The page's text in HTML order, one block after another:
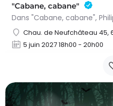
"Cabane, cabane"
Chau. de Neufchâteau 45,
5 juin 2027 18h00 - 20h00